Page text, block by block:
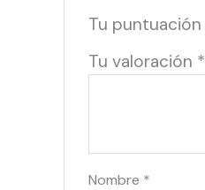
Tu puntuación
Tu valoración *
Nombre *